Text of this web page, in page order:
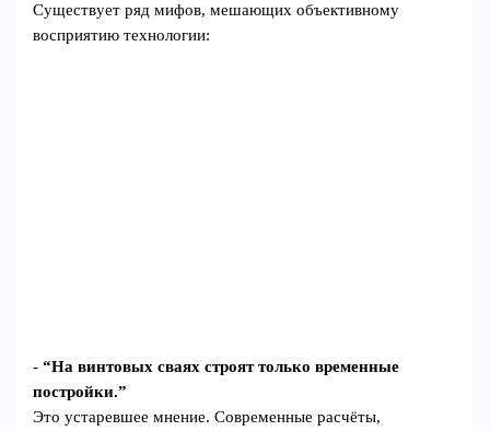
Существует ряд мифов, мешающих объективному
восприятию технологии:
-“На винтовых сваях строят только временные
постройки.”
Это устаревшее мнение. Современные расчёты,